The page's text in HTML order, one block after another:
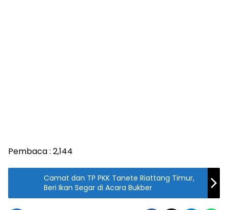
Pembaca : 2,144
Camat dan TP PKK Tanete Riattang Timur,
Beri Ikan Segar di Acara Bukber